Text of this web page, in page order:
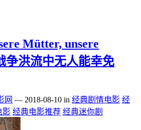
Mütter, unsere
争洪流中无人能幸免
网 — 2018-08-10 in 经典剧情电影 经
影 经典电影推荐 经典迷你剧